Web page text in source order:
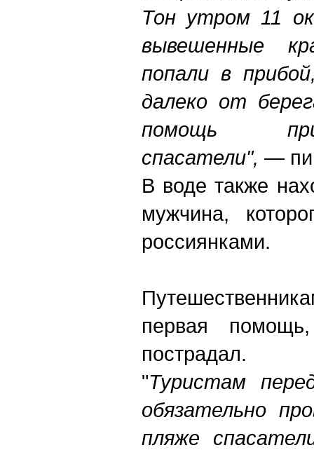
Тон утром 11
вывешенные
попали в
далеко от
помощь
спасатели", —
В воде также
мужчина,
россиянками.
первая
пострадал.
"Туристам
обязательно
пляже